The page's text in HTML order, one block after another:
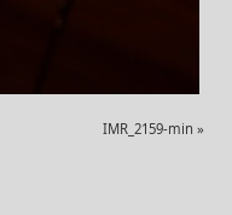
IMR_2159-min »